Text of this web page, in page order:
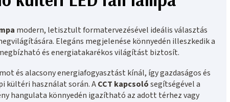
modern, letisztult formatervezésével ideális választás
Elegáns megjelenése könnyedén illeszkedik a
és energiatakarékos világítást biztosít.
és alacsony energiafogyasztást kínál, így gazdaságos és
kültéri használat során. ACCT kapcsolósegítségével a
hangulata könnyedén igazítható az adott térhez vagy